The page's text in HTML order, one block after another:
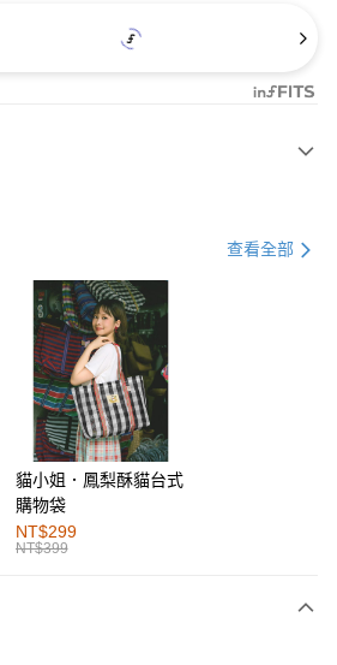
含以上)免運費
查看全部
貓小姐．鳳梨酥貓台式
購物袋
NT$299
NT$399